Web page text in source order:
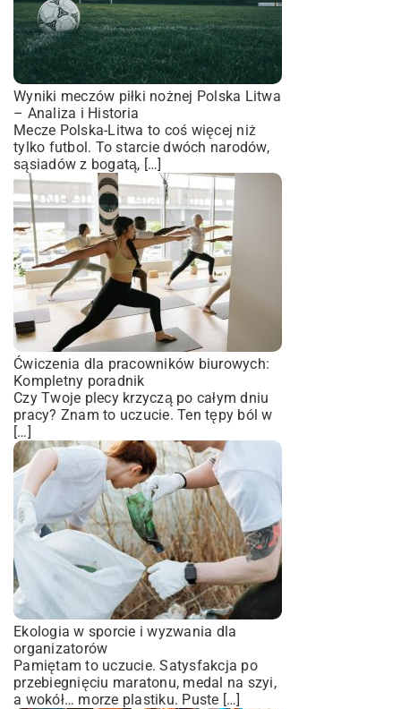
Wyniki meczów piłki nożnej Polska Litwa
– Analiza i Historia
Mecze Polska-Litwa to coś więcej niż
tylko futbol. To starcie dwóch narodów,
sąsiadów z bogatą, […]
Ćwiczenia dla pracowników biurowych:
Kompletny poradnik
Czy Twoje plecy krzyczą po całym dniu
pracy? Znam to uczucie. Ten tępy ból w
[…]
Ekologia w sporcie i wyzwania dla
organizatorów
Pamiętam to uczucie. Satysfakcja po
przebiegnięciu maratonu, medal na szyi,
a wokół… morze plastiku. Puste […]